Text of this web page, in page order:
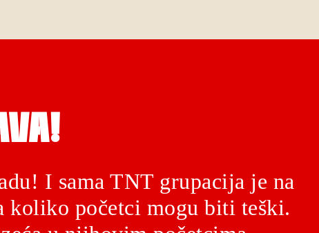
I sama TNT grupacija je na
koliko početci mogu biti teški.